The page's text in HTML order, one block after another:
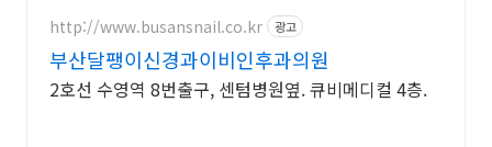
http://www.busansnail.co.kr 광고
부산달팽이신경과이비인후과의원
2호선 수영역 8번출구, 센텀병원옆. 큐비메디컬 4층.